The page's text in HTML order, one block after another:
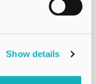
Show details